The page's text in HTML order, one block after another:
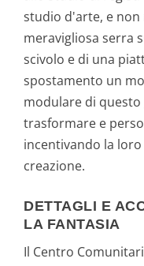
studio d'arte, e non
meravigliosa serra
scivolo e di una
spostamento un
modulare di
trasformare e
incentivando la
creazione.
DETTAGLI E
LA FANTASIA
Il Centro